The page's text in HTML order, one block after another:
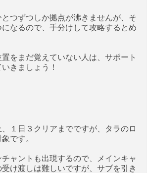
つずつしか拠点が沸きませんが、そ
なるので、手分けして攻略するとめ
をまだ覚えていない人は、サポート
きましょう！
１日３クリアまでですが、タラのロ
です。
ャントも出現するので、メインキャ
け渡しは難しいですが、サブを引き